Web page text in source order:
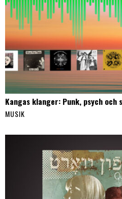
Kangas klanger: Punk, psych och
MUSIK